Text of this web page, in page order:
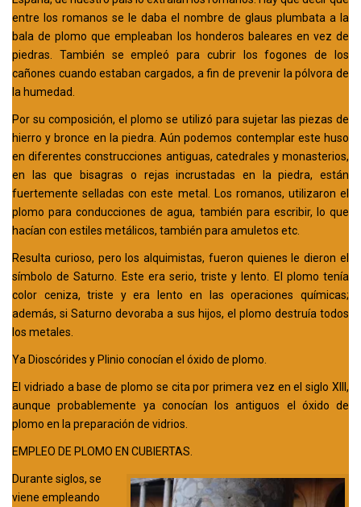
entre los romanos se le daba el nombre de glaus plumbata a la
bala de plomo que empleaban los honderos baleares en vez de
piedras. También se empleó para cubrir los fogones de los
cañones cuando estaban cargados, a fin de prevenir la pólvora de
la humedad.
Por su composición, el plomo se utilizó para sujetar las piezas de
hierro y bronce en la piedra. Aún podemos contemplar este huso
en diferentes construcciones antiguas, catedrales y monasterios,
en las que bisagras o rejas incrustadas en la piedra, están
fuertemente selladas con este metal. Los romanos, utilizaron el
plomo para conducciones de agua, también para escribir, lo que
hacían con estiles metálicos, también para amuletos etc.
Resulta curioso, pero los alquimistas, fueron quienes le dieron el
símbolo de Saturno. Este era serio, triste y lento. El plomo tenía
color ceniza, triste y era lento en las operaciones químicas;
además, si Saturno devoraba a sus hijos, el plomo destruía todos
los metales.
Ya Dioscórides y Plinio conocían el óxido de plomo.
El vidriado a base de plomo se cita por primera vez en el siglo XIII,
aunque probablemente ya conocían los antiguos el óxido de
plomo en la preparación de vidrios.
EMPLEO DE PLOMO EN CUBIERTAS.
Durante siglos, se
viene empleando